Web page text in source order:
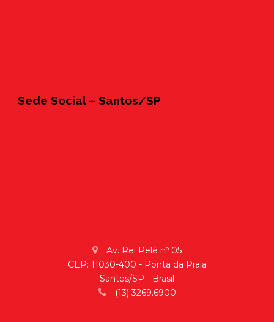
Sede Social – Santos/SP
Av. Rei Pelé nº 05
CEP: 11030-400 - Ponta da Praia
Santos/SP - Brasil
(13) 3269.6900